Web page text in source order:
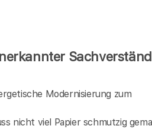
Modernisierung zum
nicht viel Papier schmutzig